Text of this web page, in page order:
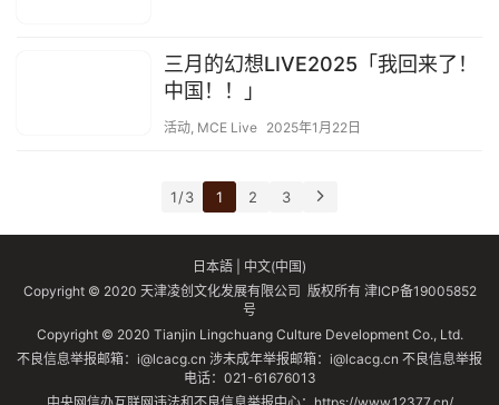
三月的幻想LIVE2025「我回来了！
中国！！」
活动, MCE Live 2025年1月22日
1 / 3 1 2 3
日本語
中文(中国)
Copyright © 2020 天津凌创文化发展有限公司 版权所有 津ICP备19005852
号
Copyright © 2020 Tianjin Lingchuang Culture Development Co., Ltd.
不良信息举报邮箱：i@lcacg.cn 涉未成年举报邮箱：i@lcacg.cn 不良信息举报
电话：021-61676013